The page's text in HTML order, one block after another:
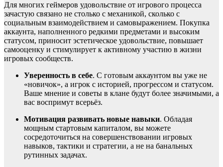
Для многих геймеров удовольствие от игрового процесса
зачастую связано не столько с механикой, сколько с
социальным взаимодействием и самовыражением. Покупка
аккаунта, наполненного редкими предметами и высоким
статусом, приносит эстетическое удовольствие, повышает
самооценку и стимулирует к активному участию в жизни
игровых сообществ.
Уверенность в себе. С готовым аккаунтом вы уже не
«новичок», а игрок с историей, прогрессом и статусом.
Ваше мнение и советы в клане будут более значимыми, а
вас воспримут всерьёз.
Мотивация развивать новые навыки. Обладая
мощным стартовым капиталом, вы можете
сосредоточиться на совершенствовании игровых
навыков, тактики и стратегии, а не на банальных
рутинных задачах.